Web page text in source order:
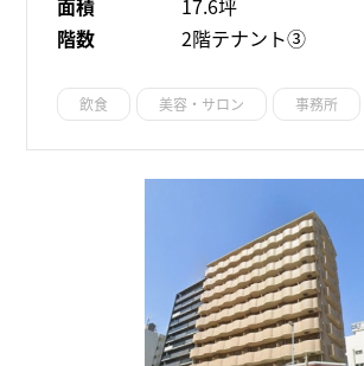
面積
17.6坪
階数
2階テナント③
飲食 美容・サロン 事務所